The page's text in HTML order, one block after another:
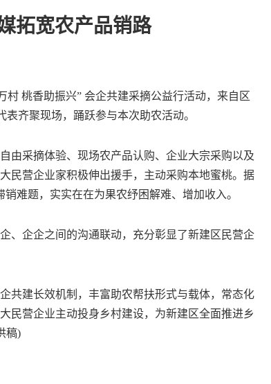
拓宽农产品销路
桃香助振兴” 会企共建采摘公益行活动，来自区
齐聚现场，踊跃参与本次助农活动。
采摘体验、现场农产品认购、企业大宗采购以及
民营企业家积极伸出援手，主动采购本地蜜桃。据
难题，实实在在为果农纾困解难、增加收入。
企企之间的沟通联动，充分彰显了新建区民营企
建长效机制，丰富助农帮扶形式与载体，常态化
民营企业主动投身乡村建设，为新建区全面推进乡
稿)